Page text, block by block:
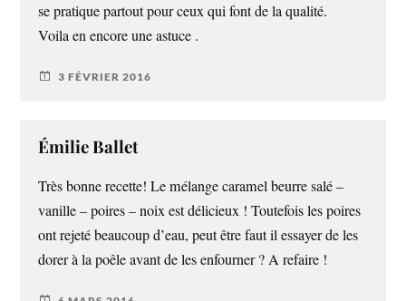
se pratique partout pour ceux qui font de la qualité.
Voila en encore une astuce .
3 FÉVRIER 2016
Émilie Ballet
Très bonne recette! Le mélange caramel beurre salé –
vanille – poires – noix est délicieux ! Toutefois les poires
ont rejeté beaucoup d’eau, peut être faut il essayer de les
dorer à la poêle avant de les enfourner ? A refaire !